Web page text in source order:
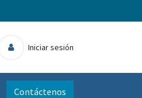
Iniciar sesión
Contáctenos